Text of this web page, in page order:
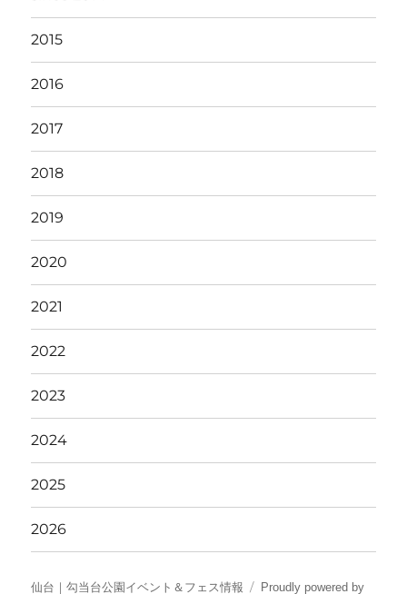
2015
2016
2017
2018
2019
2020
2021
2022
2023
2024
2025
2026
仙台｜勾当台公園イベント＆フェス情報 Proudly powered by